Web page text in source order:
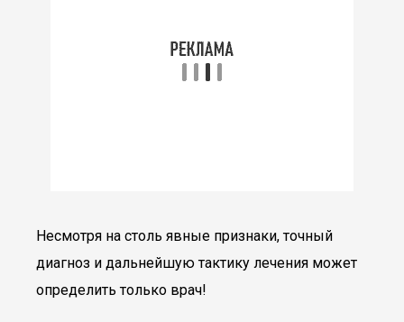
Несмотря на столь явные признаки, точный
диагноз и дальнейшую тактику лечения может
определить только врач!